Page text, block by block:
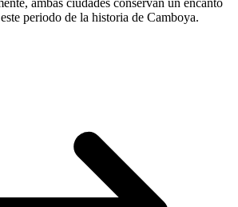
periodo de la historia de Camboya.